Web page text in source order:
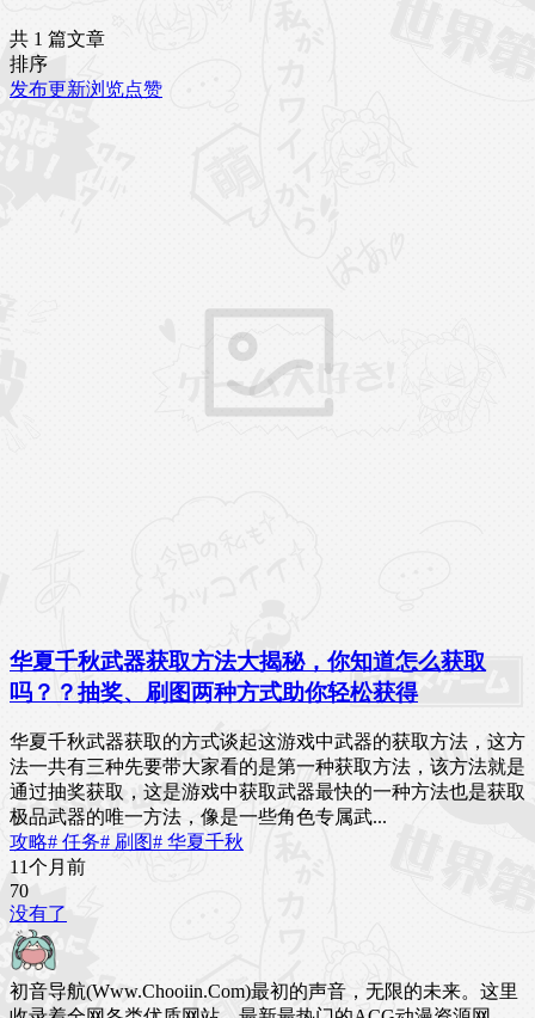
共 1 篇文章
排序
发布更新浏览点赞
华夏千秋武器获取方法大揭秘，你知道怎么获取
吗？？抽奖、刷图两种方式助你轻松获得
华夏千秋武器获取的方式谈起这游戏中武器的获取方法，这方
法一共有三种先要带大家看的是第一种获取方法，该方法就是
通过抽奖获取，这是游戏中获取武器最快的一种方法也是获取
极品武器的唯一方法，像是一些角色专属武...
攻略# 任务# 刷图# 华夏千秋
11个月前
70
没有了
初音导航(Www.Chooiin.Com)最初的声音，无限的未来。这里